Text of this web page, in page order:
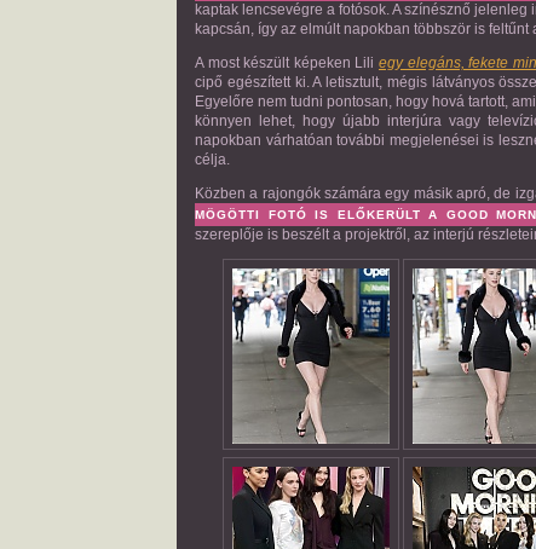
kaptak lencsevégre a fotósok. A színésznő
kapcsán, így az elmúlt napokban többször is
A most készült képeken Lili egy elegáns, fekete
cipő egészített ki. A letisztult, mégis látványos
Egyelőre nem tudni pontosan, hogy hová tartott,
könnyen lehet, hogy újabb interjúra vagy
napokban várhatóan további megjelenései is
célja.
Közben a rajongók számára egy másik apró, de
MÖGÖTTI FOTÓ IS ELŐKERÜLT A GOOD
szereplője is beszélt a projektről, az interjú